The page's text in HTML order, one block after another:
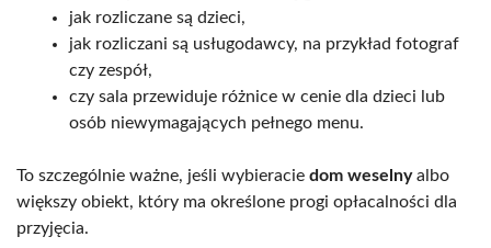
jak rozliczane są dzieci,
jak rozliczani są usługodawcy, na przykład fotograf
czy zespół,
czy sala przewiduje różnice w cenie dla dzieci lub
osób niewymagających pełnego menu.
To szczególnie ważne, jeśli wybieracie dom weselnyalbo
większy obiekt, który ma określone progi opłacalności dla
przyjęcia.